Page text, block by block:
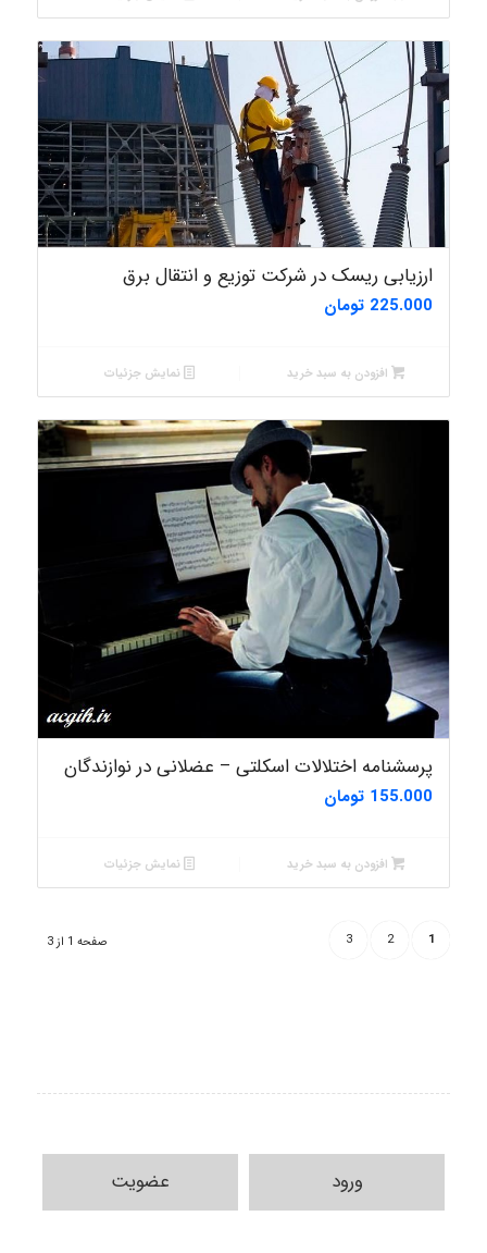
ارزیابی ریسک در شرکت توزیع و انتقال برق
225.000 تومان
افزودن به سبد خرید نمایش جزئیات
پرسشنامه اختلالات اسکلتی – عضلانی در نوازندگان‎
155.000 تومان
افزودن به سبد خرید نمایش جزئیات
صفحه 1 از 3 1
2
3
ورود عضویتA.balandeh